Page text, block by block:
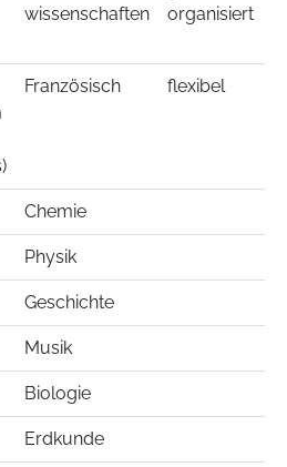
wissenschaften
organisiert
Französisch flexibel
Chemie
Physik
Geschichte
Musik
Biologie
Erdkunde